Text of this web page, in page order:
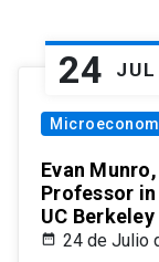
24 JUL
Evan
Professor
UC Berkeley
24 de Julio